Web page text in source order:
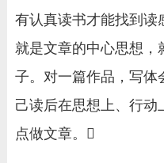
有认真读书才能找到读
就是文章的中心思想，
子。对一篇作品，写体
己读后在思想上、行动
点做文章。